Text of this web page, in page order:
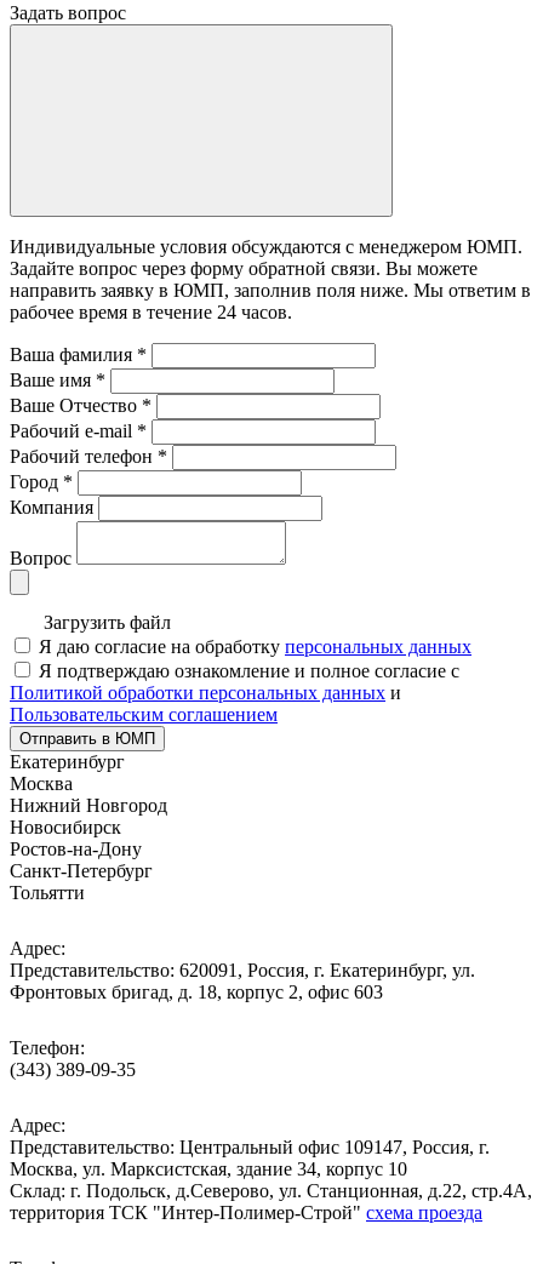
Задать вопрос
Индивидуальные условия обсуждаются с менеджером ЮМП.
Задайте вопрос через форму обратной связи. Вы можете
направить заявку в ЮМП, заполнив поля ниже. Mы ответим в
рабочее время в течение 24 часов.
Ваша фамилия *
Ваше имя *
Ваше Отчество *
Рабочий e-mail *
Рабочий телефон *
Город *
Компания
Вопрос
Загрузить файл
Я даю согласие на обработку персональных данных
Я подтверждаю ознакомление и полное согласие с
Политикой обработки персональных данных и
Пользовательским соглашением
Отправить в ЮМП
Екатеринбург
Москва
Нижний Новгород
Новосибирск
Ростов-на-Дону
Санкт-Петербург
Тольятти
Адрес:
Представительство: 620091, Россия, г. Екатеринбург, ул.
Фронтовых бригад, д. 18, корпус 2, офис 603
Телефон:
(343) 389-09-35
Адрес:
Представительство: Центральный офис 109147, Россия, г.
Москва, ул. Марксистская, здание 34, корпус 10
Cклад: г. Подольск, д.Северово, ул. Станционная, д.22, стр.4А,
территория ТСК "Интер-Полимер-Строй" схема проезда